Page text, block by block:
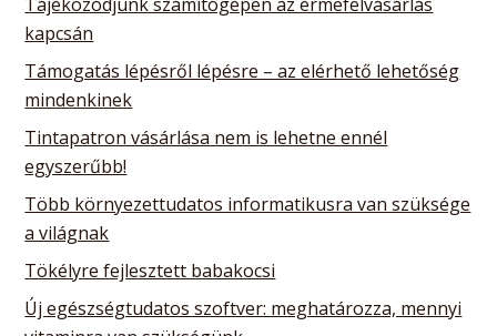
kapcsán
Támogatás lépésről lépésre – az elérhető lehetőség
mindenkinek
Tintapatron vásárlása nem is lehetne ennél
egyszerűbb!
Több környezettudatos informatikusra van szüksége
a világnak
Tökélyre fejlesztett babakocsi
Új egészségtudatos szoftver: meghatározza, mennyi